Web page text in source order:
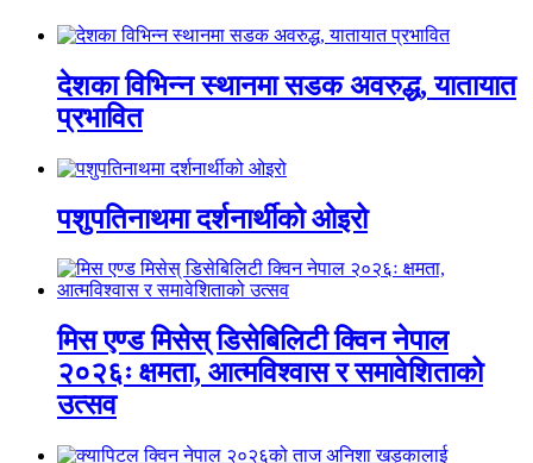
देशका विभिन्न स्थानमा सडक अवरुद्ध, यातायात
प्रभावित
पशुपतिनाथमा दर्शनार्थीको ओइरो
मिस एण्ड मिसेस् डिसेबिलिटी क्विन नेपाल
२०२६ः क्षमता, आत्मविश्वास र समावेशिताको
उत्सव